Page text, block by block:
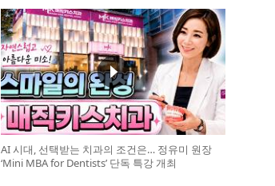
AI 시대, 선택받는 치과의 조건은… 정유미 원장
‘Mini MBA for Dentists’ 단독 특강 개최